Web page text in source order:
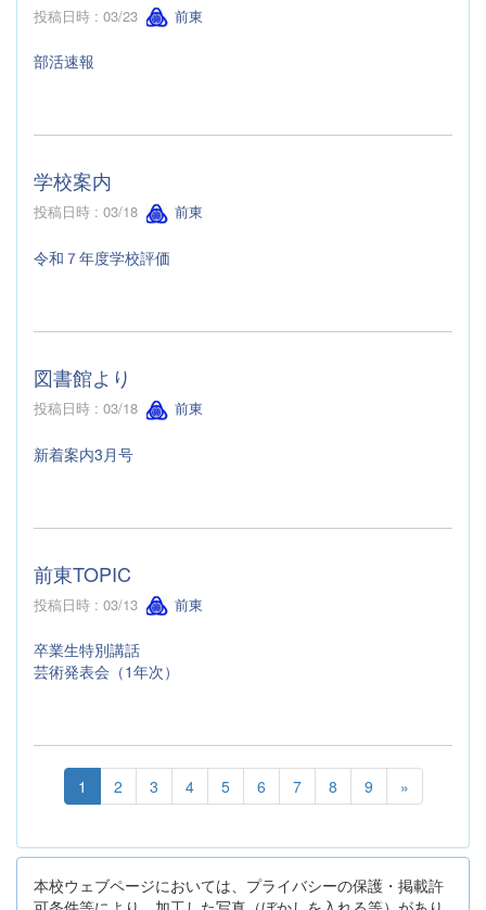
投稿日時 : 03/23 前東
部活速報
学校案内
投稿日時 : 03/18 前東
令和７年度学校評価
図書館より
投稿日時 : 03/18 前東
新着案内3月号
前東TOPIC
投稿日時 : 03/13 前東
卒業生特別講話
芸術発表会（1年次）
1 2 3 4 5 6 7 8 9 »
本校ウェブページにおいては、プライバシーの保護・掲載許